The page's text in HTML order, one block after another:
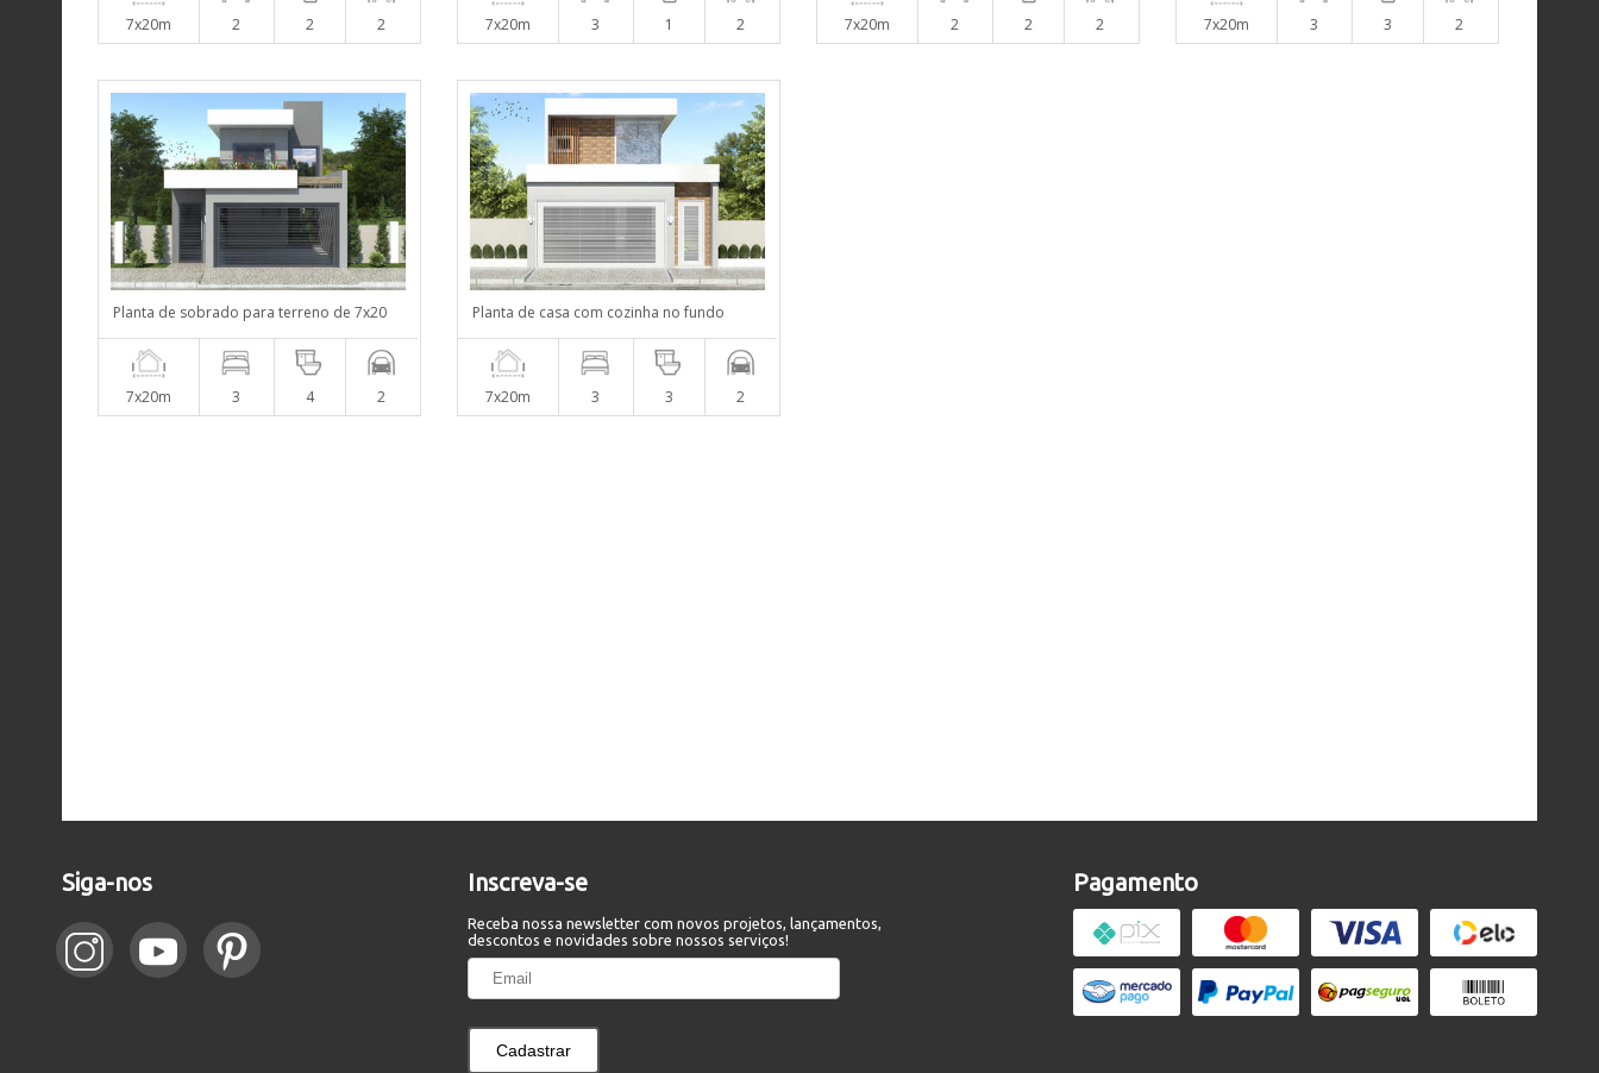
7x20m 2 2 2 7x20m 3 1 2 7x20m 2 2 2 7x20m 3 3 2
Planta de sobrado para terreno de 7x20
7x20m 3 4 2
Planta de casa com cozinha no fundo
7x20m 3 3 2
Siga-nos Inscreva-se
Receba nossa newsletter com novos projetos, lançamentos,
descontos e novidades sobre nossos serviços!
Cadastrar
Pagamento